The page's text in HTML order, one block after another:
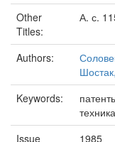
Other
Titles:
А. с.
Authors:
Keywords:
Issue
1985